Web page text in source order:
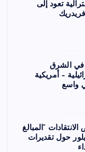
تعود إلى
في الشرق
– أمريكية
واسع
“المبالغ
حول تقديرات